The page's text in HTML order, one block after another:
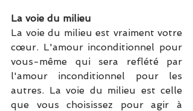
La voie du milieu
La voie du milieu est vraiment votre
cœur. L'amour inconditionnel pour
vous-même qui sera reflété par
l'amour inconditionnel pour les
autres. La voie du milieu est celle
que vous choisissez pour agir à